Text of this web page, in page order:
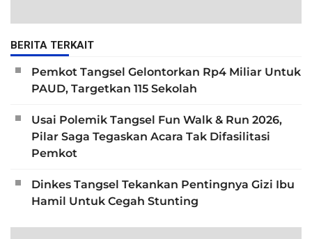
BERITA TERKAIT
Pemkot Tangsel Gelontorkan Rp4 Miliar Untuk
PAUD, Targetkan 115 Sekolah
Usai Polemik Tangsel Fun Walk & Run 2026,
Pilar Saga Tegaskan Acara Tak Difasilitasi
Pemkot
Dinkes Tangsel Tekankan Pentingnya Gizi Ibu
Hamil Untuk Cegah Stunting